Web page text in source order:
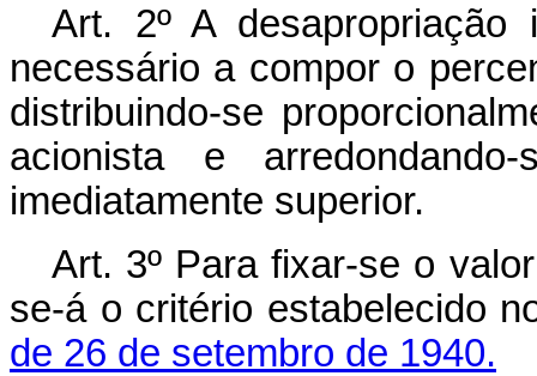
Art. 2º A
necessário a compor o
distribuindo-se
acionista e
imediatamente superior.
Art. 3º Para fixar-se o
se-á o critério estabelecido
de 26 de setembro de 1940.